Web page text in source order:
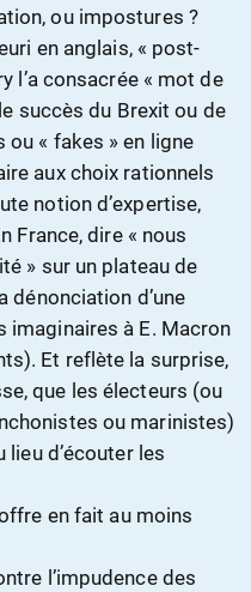
ou impostures ?
en anglais, « post-
l’a consacrée « mot de
succès du Brexit ou de
« fakes » en ligne
aux choix rationnels
notion d’expertise,
France, dire « nous
» sur un plateau de
dénonciation d’une
imaginaires à E. Macron
Et reflète la surprise,
que les électeurs (ou
ou marinistes)
d’écouter les
en fait au moins
l’impudence des